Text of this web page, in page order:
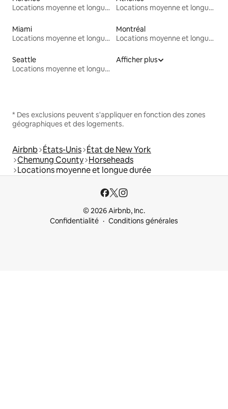
Locations moyenne et longue durée
Locations moyenne et longue durée
Miami
Locations moyenne et longue durée
Montréal
Locations moyenne et longue durée
Seattle
Locations moyenne et longue durée
Afficher plus
* Des exclusions peuvent s'appliquer en fonction des zones
géographiques et des logements.
Airbnb États-Unis État de New York
Chemung County Horseheads
Locations moyenne et longue durée
© 2026 Airbnb, Inc.
Confidentialité
Conditions générales